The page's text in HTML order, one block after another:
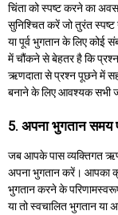
चिंता को स्पष्ट करने का
सुनिश्चित करें जो तुरंत स्पष्ट
या पूर्व भुगतान के लिए कोई
में चौंकने से बेहतर है कि
ऋणदाता से प्रश्न पूछने में
बनाने के लिए आवश्यक सभी
5. अपना भुगतान समय
जब आपके पास व्यक्तिगत ऋण
अपना भुगतान करें। आपका
भुगतान करने के
या तो स्वचालित भुगतान